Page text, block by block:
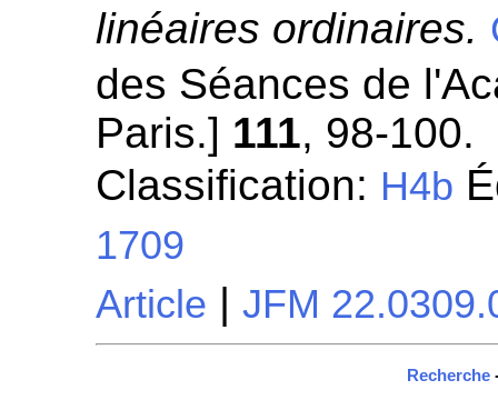
linéaires ordinaires.
des Séances de
Paris.] 111, 98-100.
Classification: H4b
1709
Article |JFM
Recherche